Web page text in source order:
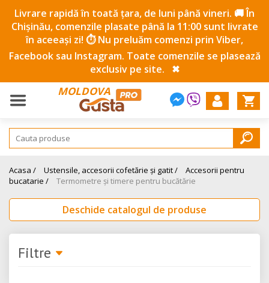
Livrare rapidă în toată țara, de luni până vineri. 🚚 În
Chișinău, comenzile plasate până la 11:00 sunt livrate
în aceeași zi! ⏱️ Nu preluăm comenzi prin Viber,
Facebook sau Instagram. Toate comenzile se plasează
exclusiv pe site.
✖
MOLDOVA
Acasa / Ustensile, accesorii cofetărie și gatit /
Accesorii pentru
bucatarie /
Termometre și timere pentru bucătărie
Deschide catalogul de produse
Filtre